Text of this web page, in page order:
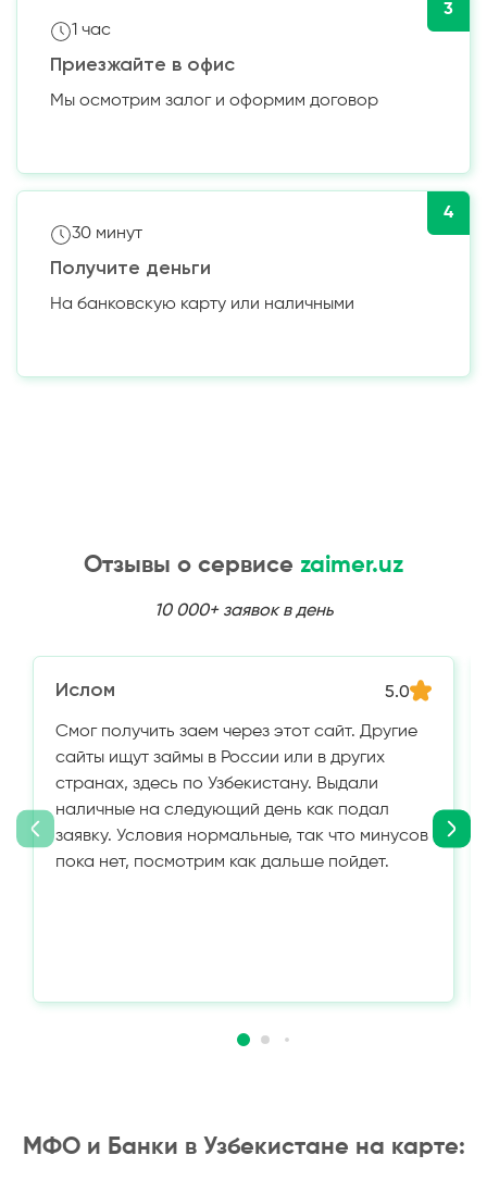
3
1 час
Приезжайте в офис
Мы осмотрим залог и оформим договор
4
30 минут
Получите деньги
На банковскую карту или наличными
Отзывы о сервисе zaimer.uz
10 000+ заявок в день
Ислом 5.0
Смог получить заем через этот сайт. Другие
сайты ищут займы в России или в других
странах, здесь по Узбекистану. Выдали
наличные на следующий день как подал
заявку. Условия нормальные, так что минусов
пока нет, посмотрим как дальше пойдет.
МФО и Банки в Узбекистане на карте: